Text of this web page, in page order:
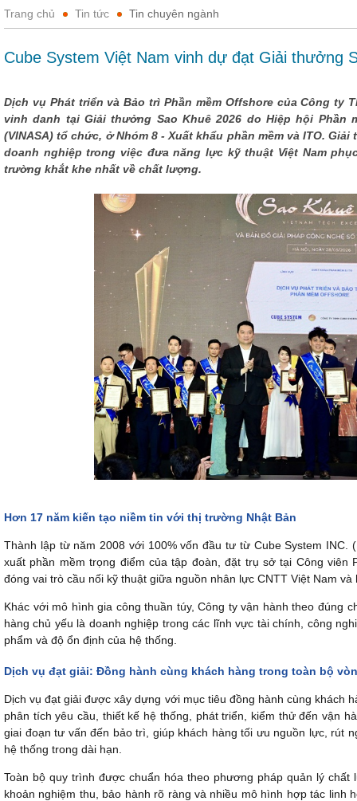
Trang chủ Tin tức Tin chuyên ngành
Cube System Việt Nam vinh dự đạt Giải thưởng
Dịch vụ Phát triển và Bảo trì Phần mềm Offshore của Công ty
vinh danh tại Giải thưởng Sao Khuê 2026 do Hiệp hội Phần
(VINASA) tổ chức, ở Nhóm 8 - Xuất khẩu phần mềm và ITO.
doanh nghiệp trong việc đưa năng lực kỹ thuật Việt Nam
trường khắt khe nhất về chất lượng.
Hơn 17 năm kiến tạo niềm tin với thị trường Nhật Bản
Thành lập từ năm 2008 với 100% vốn đầu tư từ Cube System INC.
xuất phần mềm trọng điểm của tập đoàn, đặt trụ sở tại Công viên
đóng vai trò cầu nối kỹ thuật giữa nguồn nhân lực CNTT Việt Nam
Khác với mô hình gia công thuần túy, Công ty vận hành theo đúng
hàng chủ yếu là doanh nghiệp trong các lĩnh vực tài chính, công
phẩm và độ ổn định của hệ thống.
Dịch vụ đạt giải: Đồng hành cùng khách hàng trong toàn bộ
Dịch vụ đạt giải được xây dựng với mục tiêu đồng hành cùng khách
phân tích yêu cầu, thiết kế hệ thống, phát triển, kiểm thử đến vận
giai đoạn tư vấn đến bảo trì, giúp khách hàng tối ưu nguồn lực, rút
hệ thống trong dài hạn.
Toàn bộ quy trình được chuẩn hóa theo phương pháp quản lý chất
khoản nghiệm thu, bảo hành rõ ràng và nhiều mô hình hợp tác linh